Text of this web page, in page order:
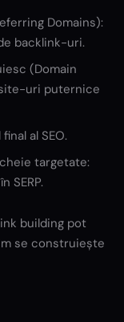
Domains):
backlink-uri.
(Domain
uri puternice
al SEO.
targetate:
SERP.
building pot
se construiește